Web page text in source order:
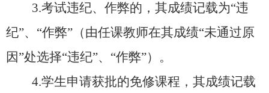
3.考试违纪、作弊的，其成绩记载为“违
纪”、“作弊” （由任课教师在其成绩“未通过原
因”处选择“违纪”、“作弊”）。
4.学生申请获批的免修课程，其成绩记载